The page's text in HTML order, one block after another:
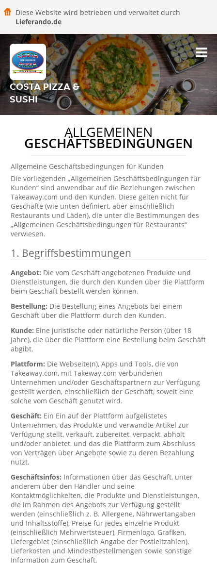
Diese Website wird betrieben und verwaltet durch
Lieferando.de
COSTA PIZZA &
SUSHI
ALLGEMEINEN
GESCHÄFTSBEDINGUNGEN
Allgemeine Geschäftsbedingungen für Kunden
Die vorliegenden „Allgemeinen Geschäftsbedingungen für
Kunden“ sind anwendbar auf die Beziehungen zwischen
Takeaway.com und den Kunden. Diese gelten nicht für
Geschäfte (wie unten definiert, aber einschließlich
Restaurants und Läden), die unter die Bestimmungen des
„Allgemeinen Geschäftsbedingungen für Restaurants“
verwiesen.
1. Begriffsbestimmungen
Angebot: Die vom Geschäft angebotenen Produkte und
Dienstleistungen, die durch den Kunden über die Plattform
beim Geschäft bestellt werden können.
Bestellung: Die Bestellung eines Angebots bei einem
Geschäft über die Plattform durch den Kunden.
Kunde: Eine juristische oder natürliche Person (über 18
Jahre), die über die Plattform eine Bestellung beim Geschäft
abgibt.
Plattform: Die Webseite(n), Apps und Tools, die von
Takeaway.com, mit Takeway.com verbundenen
Unternehmen und/oder Geschäftspartnern zur Verfügung
gestellt werden, einschließlich der Geschäft, soweit eine
solche vom Geschäft genutzt wird.
Geschäft: Ein Ein auf der Plattform aufgelistetes
Unternehmen, das Produkte und verwandte Artikel zur
Verfügung stellt, verkauft, zubereitet, verpackt, abholt
und/oder anbietet, und das die Plattform zum Abschluss
von Verträgen über Angebote sowie zu deren Bezahlung
nutzt.
Geschäftsinfos: Informationen über das Geschäft, unter
anderem über den Händler und seine
Kontaktmöglichkeiten, die Produkte und Dienstleistungen,
die im Rahmen des Angebots zur Verfügung gestellt
werden (einschließlich z. B. Allergene, Nährwertangaben
und Inhaltsstoffe), Preise für jedes einzelne Produkt
(einschließlich Mehrwertsteuer), Firmenlogo, Grafiken,
Liefergebiet (einschließlich Angabe der Postleitzahlen),
Lieferkosten und Mindestbestellmengen sowie sonstige
Information zum Geschäft.